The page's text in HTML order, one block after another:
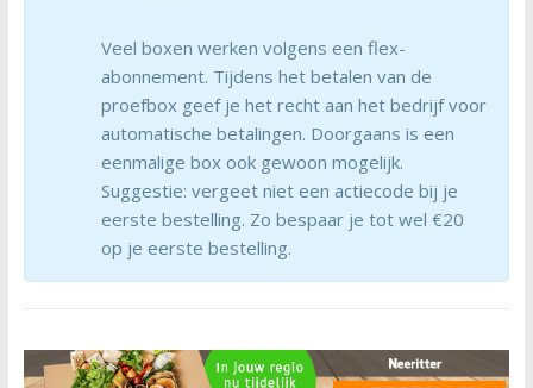
Veel boxen werken volgens een flex-
abonnement. Tijdens het betalen van de
proefbox geef je het recht aan het bedrijf voor
automatische betalingen. Doorgaans is een
eenmalige box ook gewoon mogelijk.
Suggestie: vergeet niet een actiecode bij je
eerste bestelling. Zo bespaar je tot wel €20
op je eerste bestelling.